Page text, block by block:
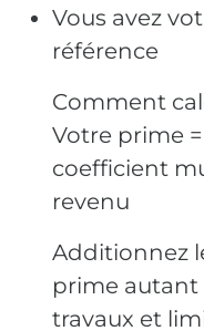
Vous avez
référence
Comment
Votre prime
coefficient
revenu
Additionnez
prime autant
travaux et